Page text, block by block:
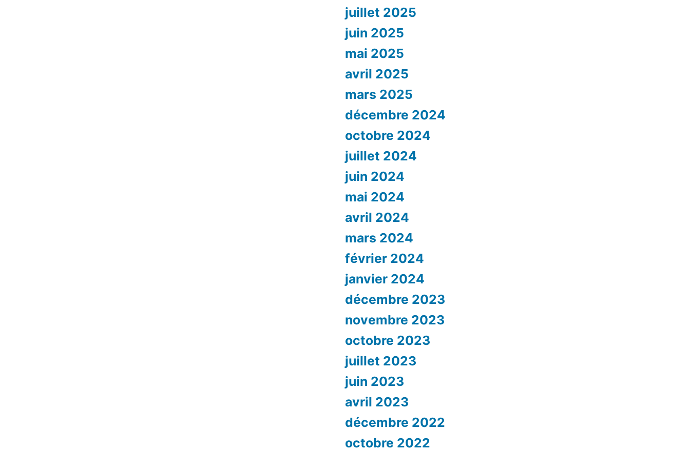
juillet 2025
juin 2025
mai 2025
avril 2025
mars 2025
décembre 2024
octobre 2024
juillet 2024
juin 2024
mai 2024
avril 2024
mars 2024
février 2024
janvier 2024
décembre 2023
novembre 2023
octobre 2023
juillet 2023
juin 2023
avril 2023
décembre 2022
octobre 2022